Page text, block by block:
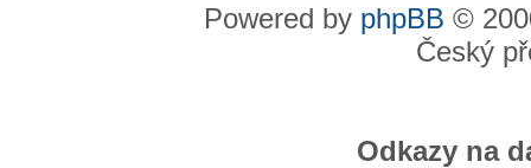
Powered by phpBB ©
Český
Odkazy na